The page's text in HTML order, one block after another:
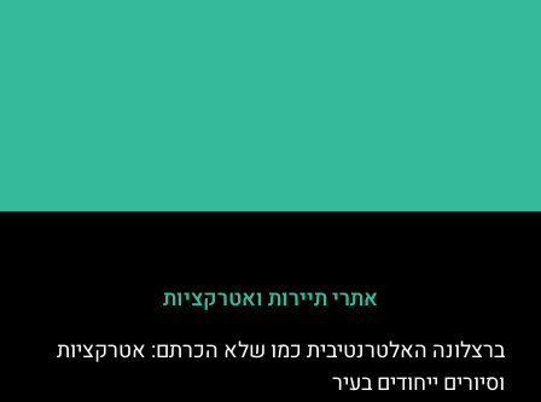
אתרי תיירות ואטרקציות
ברצלונה האלטרנטיבית כמו שלא הכרתם: אטרקציות
וסיורים ייחודים בעיר